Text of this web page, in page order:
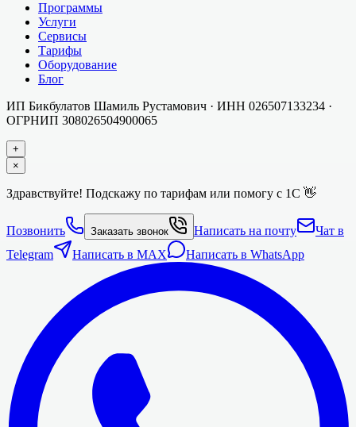
Программы
Услуги
Сервисы
Тарифы
Оборудование
Блог
ИП Бикбулатов Шамиль Рустамович · ИНН 026507133234 ·
ОГРНИП 308026504900065
+
×
Здравствуйте! Подскажу по тарифам или помогу с 1С 👋
Позвонить Заказать звонок Написать на почту
Чат в
Telegram
Написать в MAX Написать в WhatsApp